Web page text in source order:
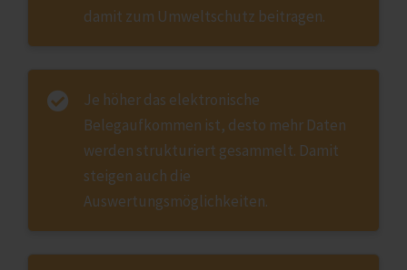
damit zum Umweltschutz beitragen.
Je höher das elektronische
Belegaufkommen ist, desto mehr Daten
werden strukturiert gesammelt. Damit
steigen auch die
Auswertungsmöglichkeiten.